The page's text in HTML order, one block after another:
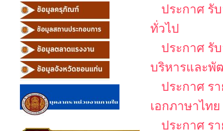
ประกาศ รั
ทั่วไป
ประกาศ รั
บริหารและพั
ประกาศ ร
เอกภาษาไทย
ประกาศ ร